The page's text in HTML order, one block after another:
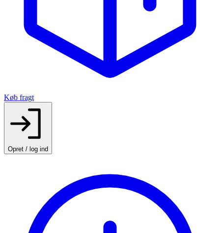
Køb fragt
Opret / log ind